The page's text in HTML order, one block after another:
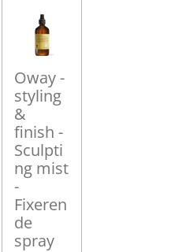
Oway -
styling
&
finish -
Sculpti
ng mist
-
Fixeren
de
spray